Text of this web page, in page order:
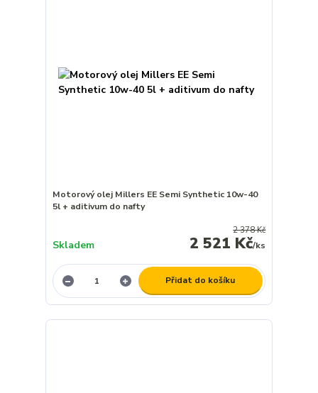
Motorový olej Millers EE Semi Synthetic 10w-40
5l + aditivum do nafty
2 378 Kč
2 521 Kč/ks
Skladem
Přidat do košíku